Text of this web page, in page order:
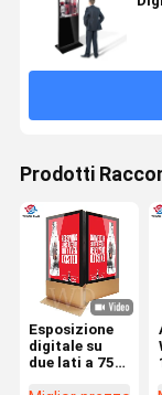
Prodotti
Esposizione
digitale su
due lati a 75